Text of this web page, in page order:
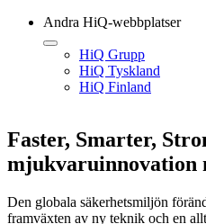
Andra HiQ-webbplatser
HiQ Grupp
HiQ Tyskland
HiQ Finland
Faster, Smarter,
mjukvaruinnovation
Den globala säkerhetsmiljön
framväxten av ny teknik och en